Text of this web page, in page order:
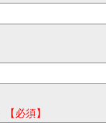
【必須】